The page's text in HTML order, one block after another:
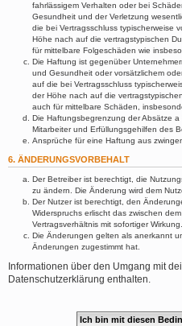
fahrlässigem Verhalten oder bei
Gesundheit und der Verletzung
die bei Vertragsschluss typischerweise
Höhe nach auf die vertragstypischen
für mittelbare Folgeschäden wie
Die Haftung ist gegenüber
und Gesundheit oder vorsätzlichem
auf die bei Vertragsschluss
der Höhe nach auf die
auch für mittelbare Schäden,
Die Haftungsbegrenzung der Absätze
Mitarbeiter und Erfüllungsgehilfen des
Ansprüche für eine Haftung aus
6. ÄNDERUNGSVORBEHALT
Der Betreiber ist berechtigt, die
zu ändern. Die Änderung wird dem
Der Nutzer ist berechtigt, den
Widerspruchs erlischt das zwischen
Vertragsverhältnis mit sofortiger Wirkung.
Die Änderungen gelten als anerkannt
Änderungen zugestimmt hat.
Informationen über den Umgang mit
Datenschutzerklärung enthalten.